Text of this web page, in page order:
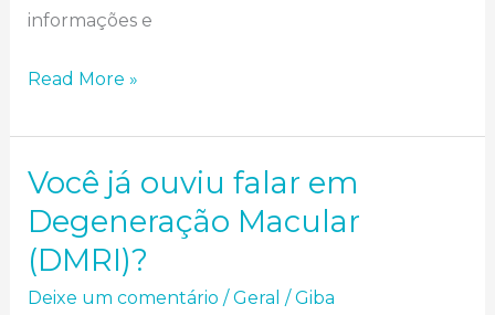
informações e
Read More »
Você já ouviu falar em
Degeneração Macular
(DMRI)?
Deixe um comentário /Geral /Giba
Você já ouviu falar em Degeneração Macular (DMRI)?